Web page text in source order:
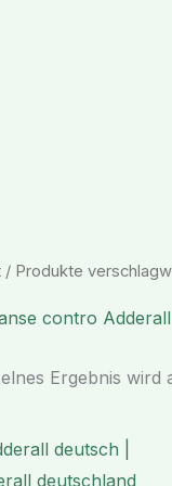
/ Produkte
contro Adderall
Ergebnis wird
€ 170,99
bis